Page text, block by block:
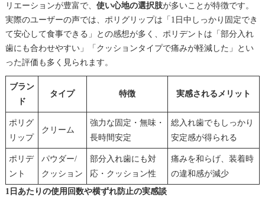
リエーションが豊富で、 使い心地の選択肢が多いことが特徴です。
実際のユーザーの声では、ポリグリップは「1日中しっかり固定でき
て安心して食事できる」との感想が多く、ポリデントは「部分入れ
歯にも合わせやすい」「クッションタイプで痛みが軽減した」とい
った評価も多く見られます。
ブラン
ド
タイプ 特徴 実感されるメリット
ポリグ
リップ
クリーム
強力な固定・無味・
長時間安定
総入れ歯でもしっかり
安定感が得られる
ポリデ
ント
パウダー/
クッション
部分入れ歯にも対
応・クッション性
痛みを和らげ、装着時
の違和感が減少
1日あたりの使用回数や横ずれ防止の実感談